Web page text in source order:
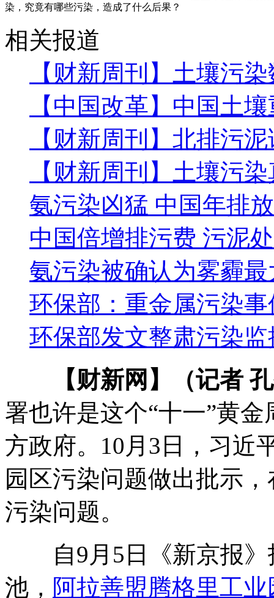
染，究竟有哪些污染，造成了什么后果？
相关报道
【财新周刊】土壤污
【中国改革】中国土
【财新周刊】北排污
【财新周刊】土壤污
氨污染凶猛 中国年排
中国倍增排污费 污泥
氨污染被确认为雾霾
环保部：重金属污染
环保部发文整肃污染
【财新网】（记者
署也许是这个“十一”黄
方政府。10月3日，习近
园区污染问题做出批示
污染问题。
自9月5日《新京报》
池， 阿拉善盟腾格里工业